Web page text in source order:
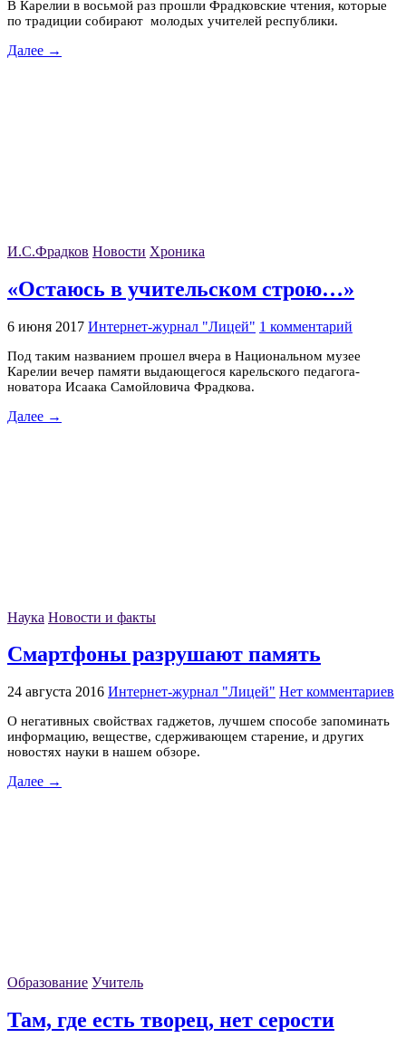
В Карелии в восьмой раз прошли Фрадковские чтения, которые
по традиции собирают молодых учителей республики.
Далее →
И.С.Фрадков Новости Хроника
«Остаюсь в учительском строю…»
6 июня 2017 Интернет-журнал "Лицей" 1 комментарий
Под таким названием прошел вчера в Национальном музее
Карелии вечер памяти выдающегося карельского педагога-
новатора Исаака Самойловича Фрадкова.
Далее →
Наука Новости и факты
Смартфоны разрушают память
24 августа 2016 Интернет-журнал "Лицей" Нет комментариев
О негативных свойствах гаджетов, лучшем способе запоминать
информацию, веществе, сдерживающем старение, и других
новостях науки в нашем обзоре.
Далее →
Образование Учитель
Там, где есть творец, нет серости